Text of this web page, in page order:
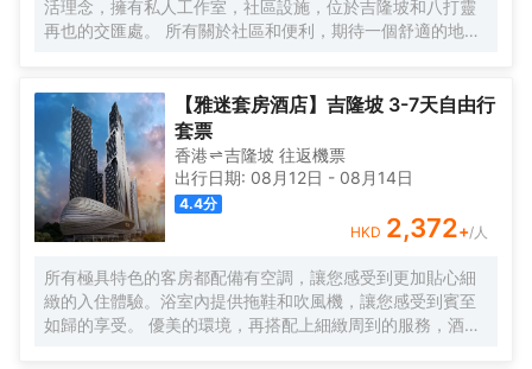
泳池內暢遊，欣賞KLCC公園如畫般的風景。
活理念，擁有私人工作室，社區設施，位於吉隆坡和八打靈
再也的交匯處。 所有關於社區和便利，期待一個舒適的地方
僅僅是逗留，找到一種生活，工作和娛樂的生活方式。
【雅迷套房酒店】吉隆坡 3-7天自由行
套票
香港 吉隆坡 往返機票
出行日期: 08月12日 - 08月14日
4.4分
HKD 2,372+/人
所有極具特色的客房都配備有空調，讓您感受到更加貼心細
緻的入住體驗。浴室內提供拖鞋和吹風機，讓您感受到賓至
如歸的享受。 優美的環境，再搭配上細緻周到的服務，酒店